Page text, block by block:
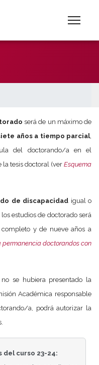
será de un máximo de
años a tiempo parcial,
del doctorando/a en el
la tesis doctoral (ver Esquema
de discapacidad igual o
estudios de doctorado será
y de nueve años a
permanencia doctorandos con
se hubiera presentado la
Académica responsable
a, podrá autorizar la
del curso 23-24: